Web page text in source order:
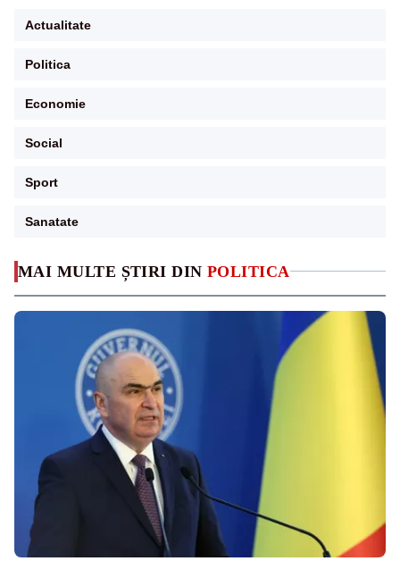
MAI MULTE ȘTIRI DIN POLITICA
Actualitate
Politica
Economie
Social
Sport
Sanatate